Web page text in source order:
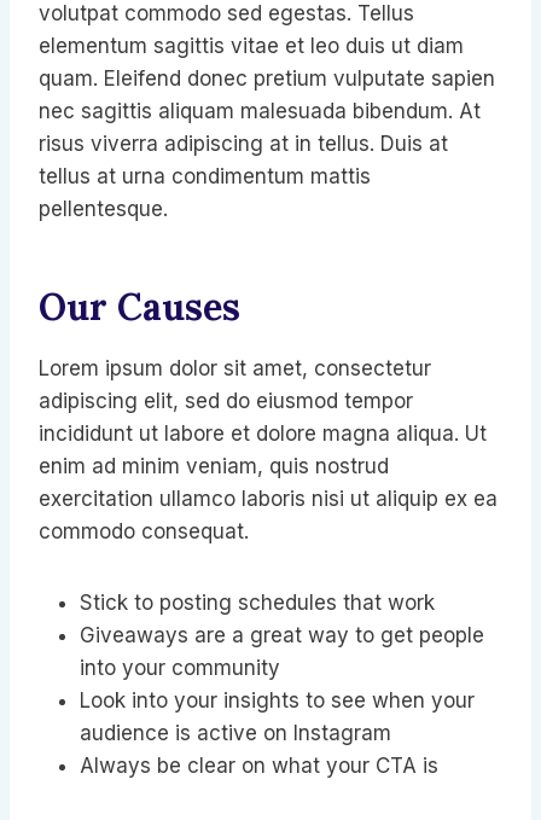
volutpat commodo sed egestas. Tellus
elementum sagittis vitae et leo duis ut diam
quam. Eleifend donec pretium vulputate sapien
nec sagittis aliquam malesuada bibendum. At
risus viverra adipiscing at in tellus. Duis at
tellus at urna condimentum mattis
pellentesque.
Our Causes
Lorem ipsum dolor sit amet, consectetur
adipiscing elit, sed do eiusmod tempor
incididunt ut labore et dolore magna aliqua. Ut
enim ad minim veniam, quis nostrud
exercitation ullamco laboris nisi ut aliquip ex ea
commodo consequat.
Stick to posting schedules that work
Giveaways are a great way to get people
into your community
Look into your insights to see when your
audience is active on Instagram
Always be clear on what your CTA is